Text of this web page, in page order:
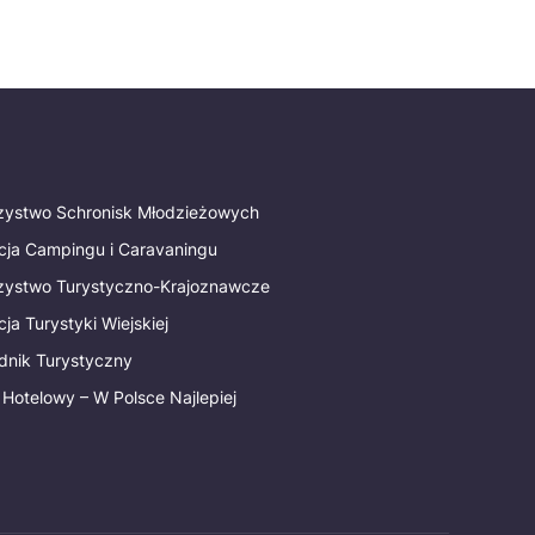
Schronisk Młodzieżowych
Campingu i Caravaningu
Turystyczno-Krajoznawcze
Turystyki Wiejskiej
Turystyczny
– W Polsce Najlepiej